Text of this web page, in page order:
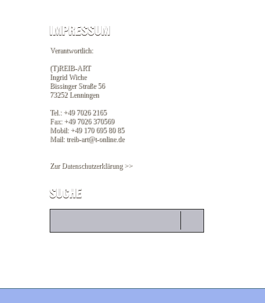
Verantwortlich:
(T)REIB-ART
Ingrid Wiche
Bissinger Straße 56
73252 Lenningen
Tel.: +49 7026 2165
Fax: +49 7026 370569
Mobil: +49 170 695 80 85
Mail: treib-art@t-online.de
Zur Datenschutzerklärung >>